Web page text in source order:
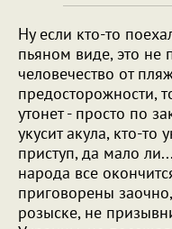
Ну если кто-то
пьяном виде, это не
человечество от
предосторожности,
утонет - просто по
укусит акула, кто-
приступ, да мало
народа все
приговорены
розыске, не